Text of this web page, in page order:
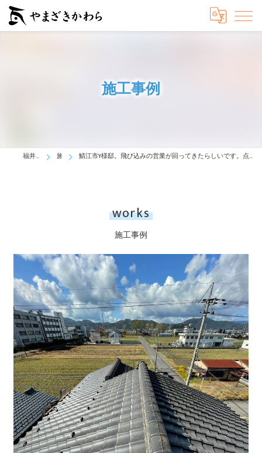
施工事例
福井の屋根工事はやまざきかわら 施工事例 鯖江市Y様邸。飛び込みの営業が回ってきたらしいです。点検商法なる詐欺も心配され、業者には断りを入れ当社に依頼がありました。現地調査へ伺うと、積雪の影響でしょうか、棟瓦が傷んでズレていました。棟瓦部分から雨漏りしている為、工事の依頼を受けました。工期4日。火災保険の申請もされたようで、費用負担は実質0円で工事ができたようです。
施工事例
works